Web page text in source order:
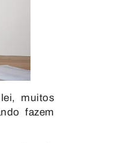
, muitos
fazem